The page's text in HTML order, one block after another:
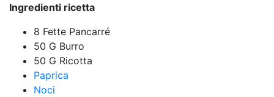
Ingredienti ricetta
8 Fette Pancarré
50 G Burro
50 G Ricotta
Paprica
Noci